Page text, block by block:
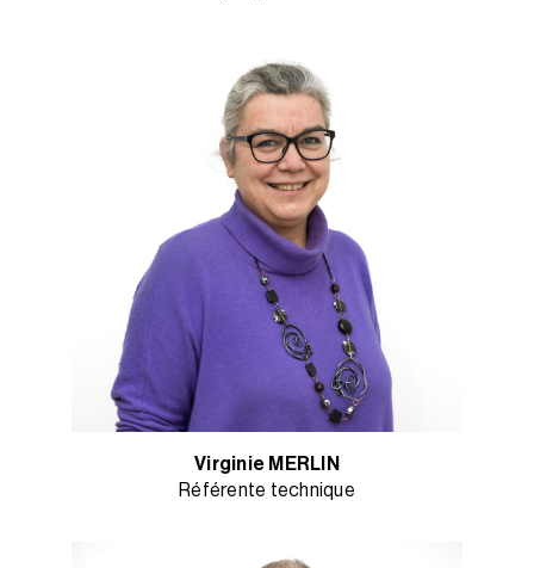
Virginie MERLIN
Référente technique